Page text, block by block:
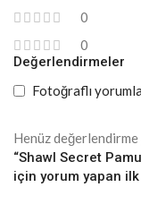
0
0
Değerlendirmeler
Fotoğraflı
Henüz değerlendirme
“Shawl Secret
için yorum yapan